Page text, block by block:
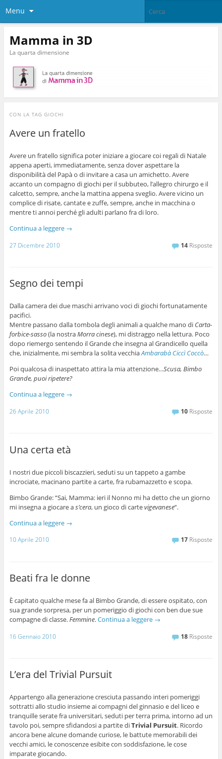
Menu
Mamma in 3D
La quarta dimensione
CON LA TAG GIOCHI
Avere un fratello
Avere un fratello significa poter iniziare a giocare coi regali di Natale
appena aperti, immediatamente, senza dover aspettare la
disponibilità del Papà o di invitare a casa un amichetto. Avere
accanto un compagno di giochi per il subbuteo, l’allegro chirurgo e il
calcetto, sempre, anche la mattina appena sveglio. Avere vicino un
complice di risate, cantate e zuffe, sempre, anche in macchina o
mentre ti annoi perché gli adulti parlano fra di loro.
Continua a leggere →
27 Dicembre 2010 14 Risposte
Segno dei tempi
Dalla camera dei due maschi arrivano voci di giochi fortunatamente
pacifici.
Mentre passano dalla tombola degli animali a qualche mano di Carta-
forbice-sasso(la nostraMorra cinese), mi distraggo nella lettura. Poco
dopo riemergo sentendo il Grande che insegna al Grandicello quella
che, inizialmente, mi sembra la solita vecchiaAmbarabà Ciccì Coccò…
Poi qualcosa di inaspettato attira la mia attenzione…Scusa, Bimbo
Grande, puoi ripetere?
Continua a leggere →
26 Aprile 2010 10 Risposte
Una certa età
I nostri due piccoli biscazzieri, seduti su un tappeto a gambe
incrociate, macinano partite a carte, fra rubamazzetto e scopa.
Bimbo Grande: “Sai, Mamma: ieri il Nonno mi ha detto che un giorno
mi insegna a giocare as’cera, un gioco di cartevigevanese“.
Continua a leggere →
10 Aprile 2010 17 Risposte
Beati fra le donne
È capitato qualche mese fa al Bimbo Grande, di essere ospitato, con
sua grande sorpresa, per un pomeriggio di giochi con ben due sue
compagne di classe.Femmine.Continua a leggere →
16 Gennaio 2010 18 Risposte
L’era del Trivial Pursuit
Appartengo alla generazione cresciuta passando interi pomeriggi
sottratti allo studio insieme ai compagni del ginnasio e del liceo e
tranquille serate fra universitari, seduti per terra prima, intorno ad un
tavolo poi, sempre sfidandosi a partite diTrivial Pursuit. Ricordo
ancora bene alcune domande curiose, le battute memorabili dei
vecchi amici, le conoscenze esibite con soddisfazione, le cose
imparate giocando.